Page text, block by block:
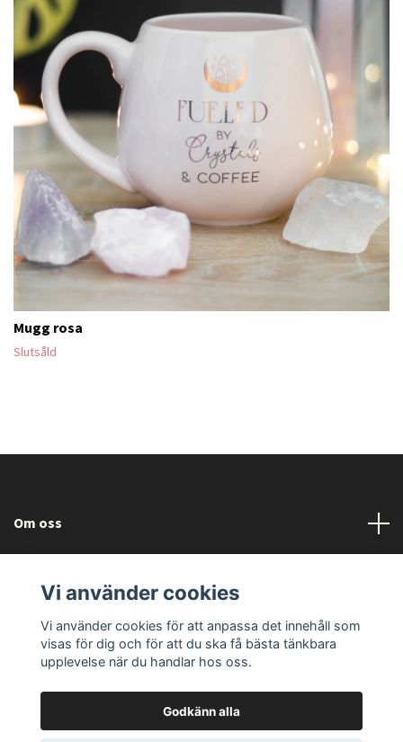
Mugg rosa
Slutsåld
Om oss
Sociala medier
Vi använder cookies
Vi använder cookies för att anpassa det innehåll som
visas för dig och för att du ska få bästa tänkbara
upplevelse när du handlar hos oss.
Godkänn alla